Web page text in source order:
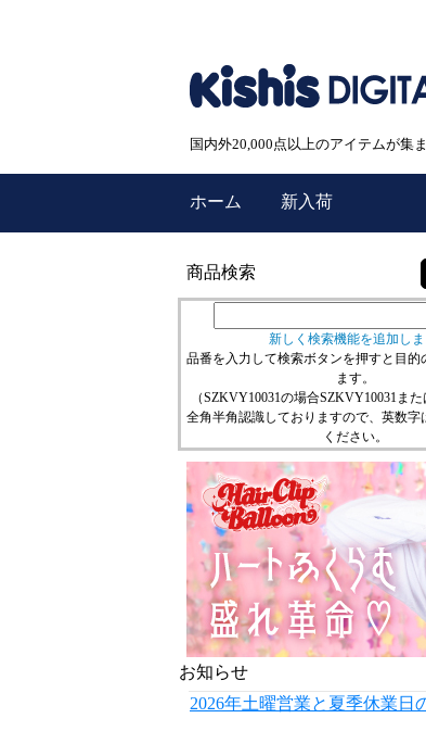
国内外20,000点以上のアイテムが集
ホーム 新入荷
商品検索
新しく検索機能を追加し
品番を入力して検索ボタンを押すと目的
ます。
（SZKVY10031の場合SZKVY10031また
全角半角認識しておりますので、英数字
ください。
お知らせ
2026年土曜営業と夏季休業日